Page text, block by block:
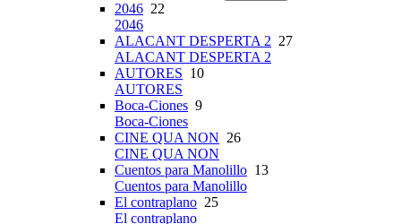
2046 22
2046
ALACANT DESPERTA 2 27
ALACANT DESPERTA 2
AUTORES 10
AUTORES
Boca-Ciones 9
Boca-Ciones
CINE QUA NON 26
CINE QUA NON
Cuentos para Manolillo 13
Cuentos para Manolillo
El contraplano 25
El contraplano